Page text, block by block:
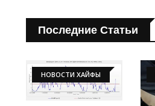
Последние Статьи
НОВОСТИ ХАЙФЫ